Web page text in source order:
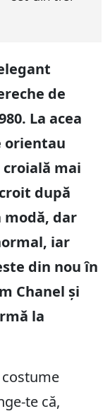
de
La acea
orientau
mai
după
dar
iar
din nou în
Chanel și
la
costume
te că,